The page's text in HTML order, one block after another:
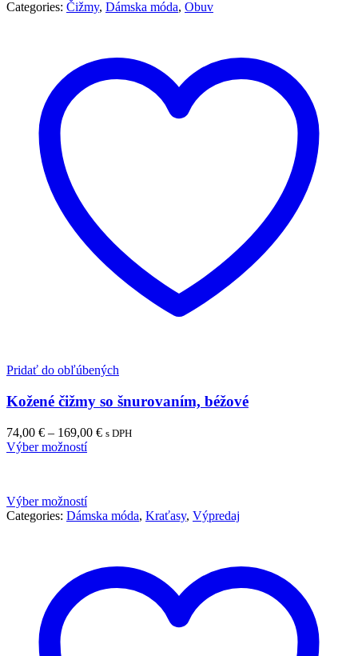
Categories: Čižmy, Dámska móda, Obuv
Pridať do obľúbených
Kožené čižmy so šnurovaním, béžové
74,00 € – 169,00 €Price
s DPH
Výber možností
Výber možností
Categories: Dámska móda, Kraťasy, Výpredaj